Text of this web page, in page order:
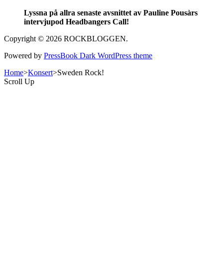
Lyssna på allra senaste avsnittet av Pauline Pousàrs
intervjupod Headbangers Call!
Copyright © 2026 ROCKBLOGGEN.
Powered by PressBook Dark WordPress theme
Home>Konsert>Sweden Rock!
Scroll Up